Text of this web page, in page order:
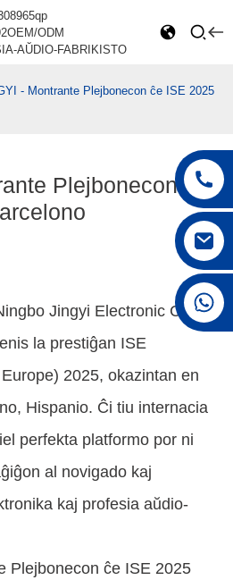
OEM/ODM
AŬDIO-FABRIKISTO
- Montrante Plejbonecon ĉe ISE 2025
Plejbonecon ĉe
Jingyi Electronic Co.,
la prestiĝan ISE
2025, okazintan en
Hispanio. Ĉi tiu internacia
perfekta platformo por ni
al novigado kaj
kaj profesia aŭdio-